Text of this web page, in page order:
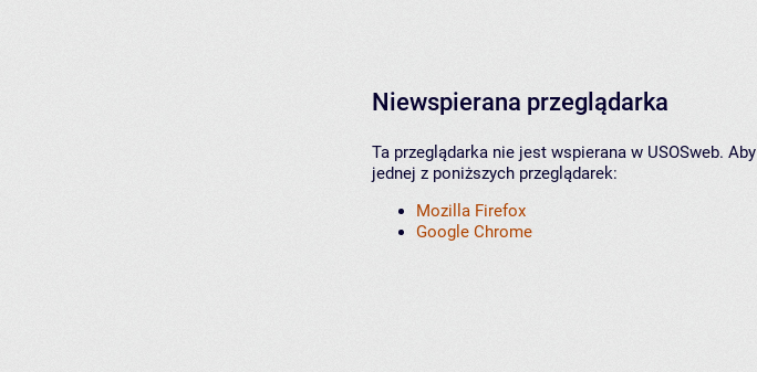
Niewspierana przeglądarka
Ta przeglądarka nie jest wspierana w USOSweb.
jednej z poniższych przeglądarek:
Mozilla Firefox
Google Chrome